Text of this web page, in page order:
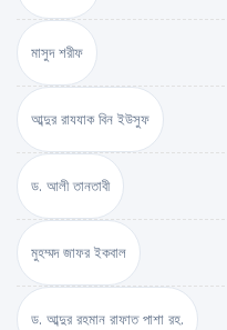
মাসুদ শরীফ
আব্দুর রাযযাক বিন ইউসুফ
ড. আলী তানতাবী
মুহম্মদ জাফর ইকবাল
ড. আব্দুর রহমান রাফাত পাশা রহ.